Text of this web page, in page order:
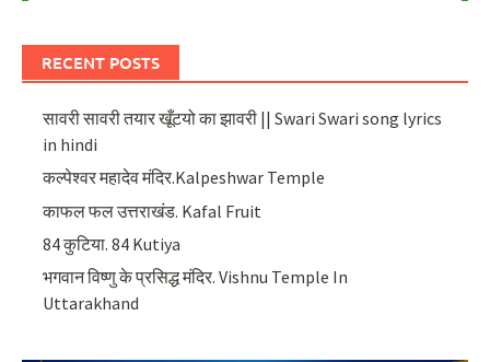
RECENT POSTS
सावरी सावरी तयार खूँटयो का झावरी || Swari Swari song lyrics
in hindi
कल्पेश्वर महादेव मंदिर.Kalpeshwar Temple
काफल फल उत्तराखंड. Kafal Fruit
84 कुटिया. 84 Kutiya
भगवान विष्णु के प्रसिद्ध मंदिर. Vishnu Temple In
Uttarakhand